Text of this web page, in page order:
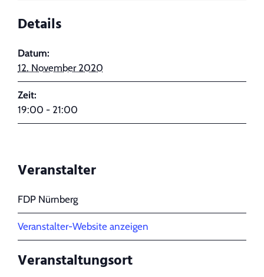
Details
Datum:
12. November 2020
Zeit:
19:00 - 21:00
Veranstaltungsort
Veranstalter
FDP Nürnberg
Veranstalter-Website anzeigen